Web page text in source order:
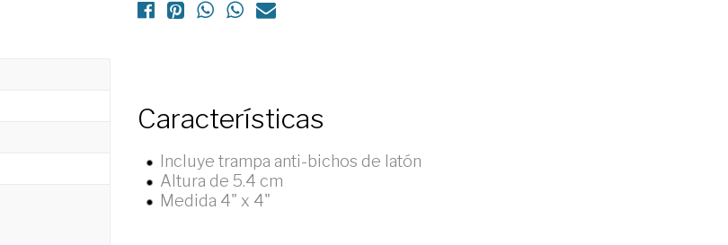
Características
Incluye trampa anti-bichos de latón
Altura de 5.4 cm
Medida 4" x 4"